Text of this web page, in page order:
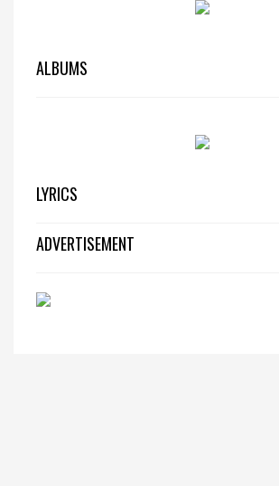
ALBUMS
LYRICS
ADVERTISEMENT